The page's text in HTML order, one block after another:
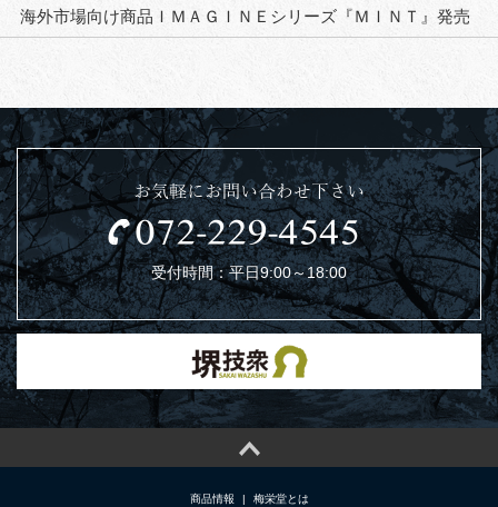
海外市場向け商品ＩＭＡＧＩＮＥシリーズ『ＭＩＮＴ』発売
お気軽にお問い合わせ下さい
受付時間：平日9:00～18:00
商品情報 | 梅栄堂とは